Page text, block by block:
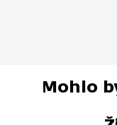
Mohlo